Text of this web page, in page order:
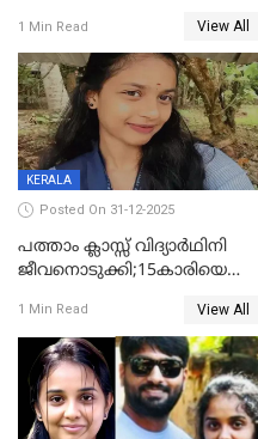
സംഭവം കൈതപ്പൊയിലില്‍
1 Min Read View All
KERALA
Posted On 31-12-2025
പത്താം ക്ലാസ്സ് വിദ്യാര്‍ഥിനി
ജീവനൊടുക്കി;15കാരിയെ
കിടപ്പുമുറിയില്‍ തൂങ്ങി മരിച്ച
നിലയിൽ
1 Min Read View All